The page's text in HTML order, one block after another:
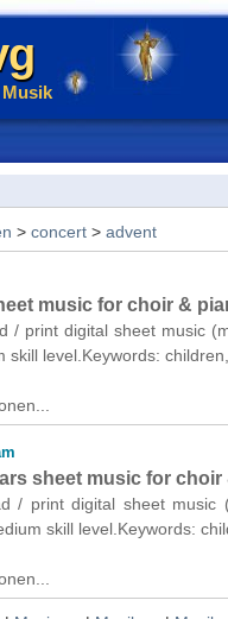
> concert> advent
music for choir &
/ print digital sheet music
skill level.Keywords:
sheet music for
/ print digital sheet
skill level.Keywords: